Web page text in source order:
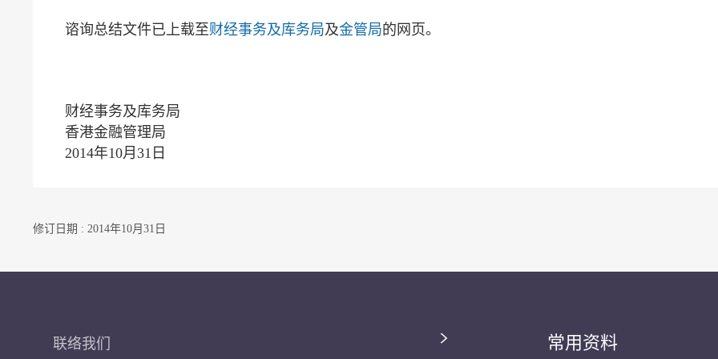
谘询总结文件已上载至财经事务及库务局及金管局的网页。
财经事务及库务局
香港金融管理局
2014年10月31日
修订日期 : 2014年10月31日
联络我们 常用资料